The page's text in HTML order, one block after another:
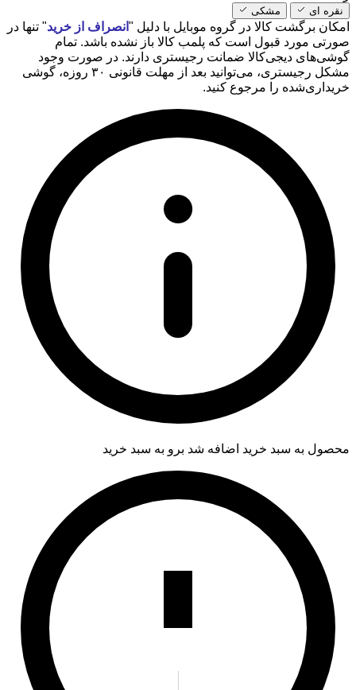
نقره ای مشکی
امکان برگشت کالا در گروه موبایل با دلیل " انصراف از خرید" تنها در
صورتی مورد قبول است که پلمب کالا باز نشده باشد. تمام
گوشی‌های دیجی‌کالا ضمانت رجیستری دارند. در صورت وجود
مشکل رجیستری، می‌توانید بعد از مهلت قانونی ۳۰ روزه، گوشی
خریداری‌شده را مرجوع کنید.
محصول به سبد خرید اضافه شد برو به سبد خرید